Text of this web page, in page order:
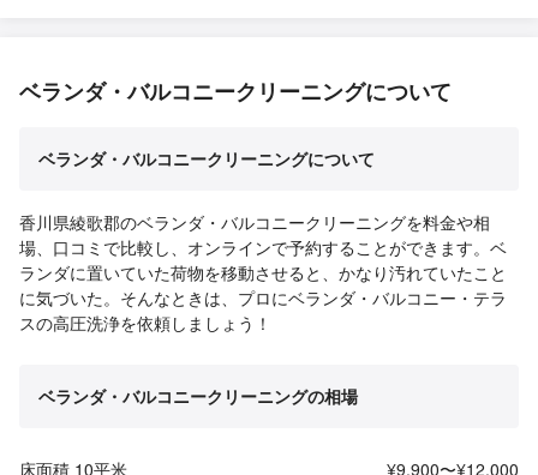
ベランダ・バルコニークリーニングについて
ベランダ・バルコニークリーニングについて
香川県綾歌郡のベランダ・バルコニークリーニングを料金や相
場、口コミで比較し、オンラインで予約することができます。ベ
ランダに置いていた荷物を移動させると、かなり汚れていたこと
に気づいた。そんなときは、プロにベランダ・バルコニー・テラ
スの高圧洗浄を依頼しましょう！
ベランダ・バルコニークリーニングの相場
床面積 10平米 ¥9,900〜¥12,000